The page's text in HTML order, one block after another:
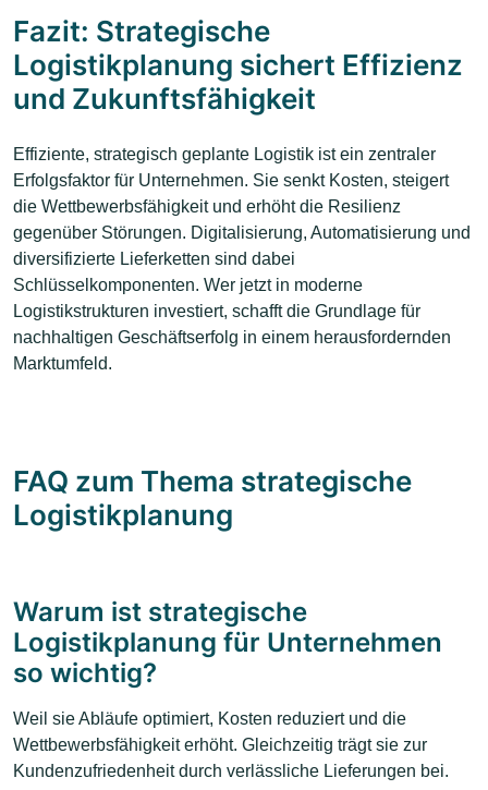
Fazit: Strategische
Logistikplanung sichert Effizienz
und Zukunftsfähigkeit
Effiziente, strategisch geplante Logistik ist ein zentraler
Erfolgsfaktor für Unternehmen. Sie senkt Kosten, steigert
die Wettbewerbsfähigkeit und erhöht die Resilienz
gegenüber Störungen. Digitalisierung, Automatisierung und
diversifizierte Lieferketten sind dabei
Schlüsselkomponenten. Wer jetzt in moderne
Logistikstrukturen investiert, schafft die Grundlage für
nachhaltigen Geschäftserfolg in einem herausfordernden
Marktumfeld.
FAQ zum Thema strategische
Logistikplanung
Warum ist strategische
Logistikplanung für Unternehmen
so wichtig?
Weil sie Abläufe optimiert, Kosten reduziert und die
Wettbewerbsfähigkeit erhöht. Gleichzeitig trägt sie zur
Kundenzufriedenheit durch verlässliche Lieferungen bei.